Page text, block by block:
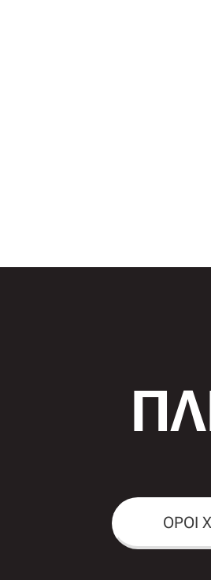
ΟΡΟΙ